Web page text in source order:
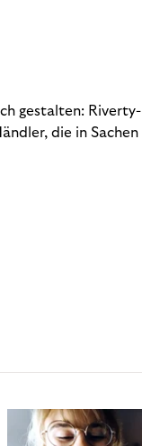
gestalten: Riverty-
die in Sachen